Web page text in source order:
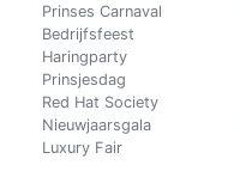
Prinses Carnaval
Bedrijfsfeest
Haringparty
Prinsjesdag
Red Hat Society
Nieuwjaarsgala
Luxury Fair